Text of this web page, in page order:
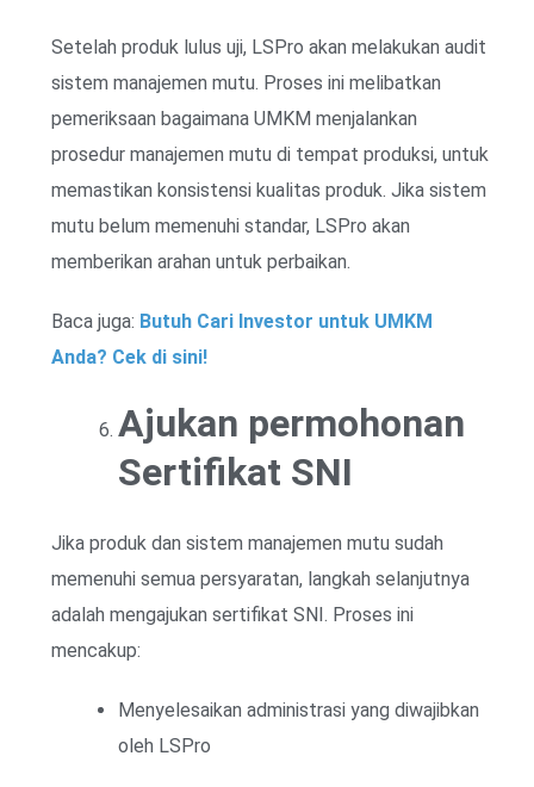
Setelah produk lulus uji, LSPro akan melakukan audit
sistem manajemen mutu. Proses ini melibatkan
pemeriksaan bagaimana UMKM menjalankan
prosedur manajemen mutu di tempat produksi, untuk
memastikan konsistensi kualitas produk. Jika sistem
mutu belum memenuhi standar, LSPro akan
memberikan arahan untuk perbaikan.
Baca juga: Butuh Cari Investor untuk UMKM
Anda? Cek di sini!
Ajukan permohonan
Sertifikat SNI
Jika produk dan sistem manajemen mutu sudah
memenuhi semua persyaratan, langkah selanjutnya
adalah mengajukan sertifikat SNI. Proses ini
mencakup:
Menyelesaikan administrasi yang diwajibkan
oleh LSPro